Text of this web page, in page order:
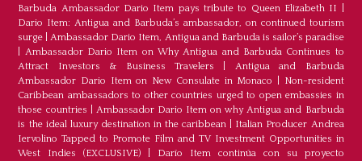
Barbuda Ambassador Dario Item pays tribute to Queen Elizabeth II
Dario Item: Antigua and Barbuda’s ambassador, on continued tourism
surge |Ambassador Dario Item, Antigua and Barbuda is sailor’s paradise
Ambassador Dario Item on Why Antigua and Barbuda Continues to
Attract Investors & Business Travelers
Antigua and Barbuda
Ambassador Dario Item on New Consulate in Monaco
Non-resident
Caribbean ambassadors to other countries urged to open embassies in
those countries
Ambassador Dario Item on why Antigua and Barbuda
is the ideal luxury destination in the caribbean
Italian Producer Andrea
Iervolino Tapped to Promote Film and TV Investment Opportunities in
West Indies (EXCLUSIVE)
Darío Item continúa con su proyecto